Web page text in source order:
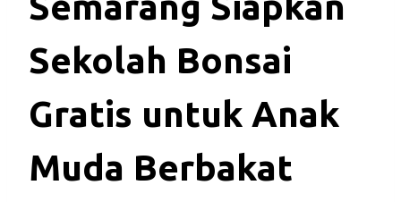
Sekolah Bonsai
Gratis untuk Anak
Muda Berbakat